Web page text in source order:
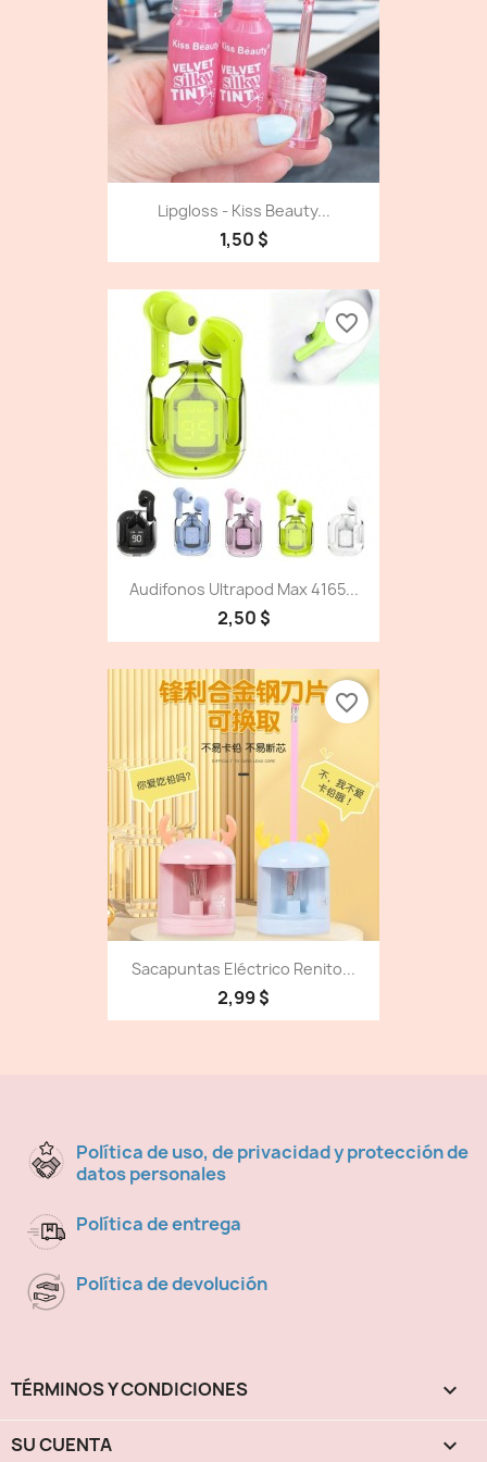
Lipgloss - Kiss Beauty...
1,50 $
Audifonos Ultrapod Max 4165...
2,50 $
favorite_border
Sacapuntas Eléctrico Renito...
2,99 $
favorite_border
Política de uso, de privacidad y protección de
datos personales
Política de entrega
Política de devolución
TÉRMINOS Y CONDICIONES 
SU CUENTA 